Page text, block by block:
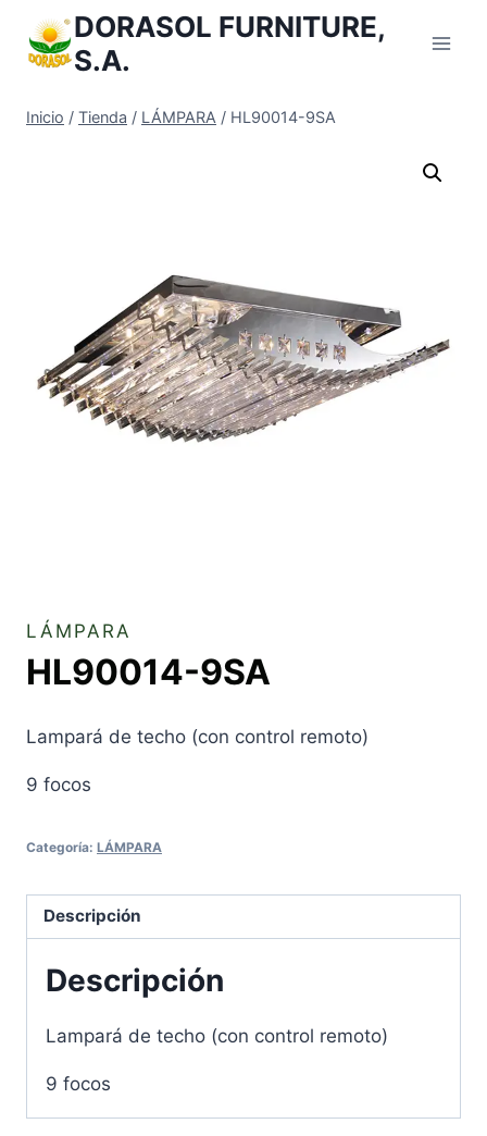
Contenido
DORASOL FURNITURE,
S.A.
Inicio / Tienda / LÁMPARA / HL90014-9SA
LÁMPARA
HL90014-9SA
Lampará de techo (con control remoto)
9 focos
Categoría: LÁMPARA
Descripción
Descripción
Lampará de techo (con control remoto)
9 focos